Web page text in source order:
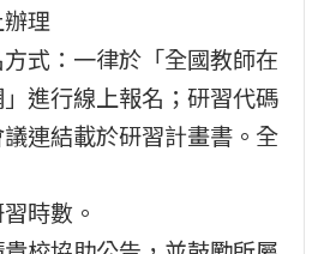
理
式：一律於「全國教師在
進行線上報名；研習代碼
連結載於研習計畫書。全
時數。